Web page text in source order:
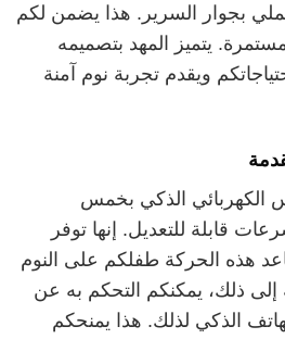
بجوار السرير. هذا يضمن لكم
يتميز المهد بتصميمه
ويقدم تجربة نوم آمنة
الكهربائي الذكي بخمس
قابلة للتعديل. إنها توفر
هذه الحركة طفلكم على النوم
إلى ذلك، يمكنكم التحكم به عن
الذكي لذلك. هذا يمنحكم